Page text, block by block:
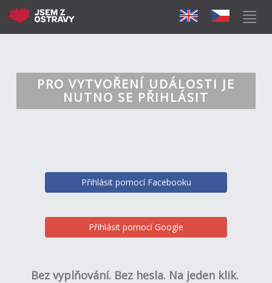
PRO VYTVOŘENÍ UDÁLOSTI JE
NUTNO SE PŘIHLÁSIT
Přihlásit pomocí Facebooku
Přihlásit pomocí Google
Bez vyplňování. Bez hesla. Na jeden klik.